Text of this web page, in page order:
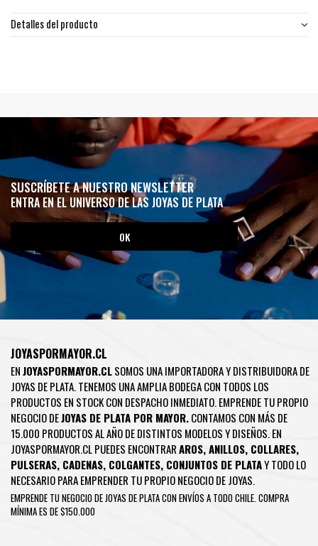
Detalles del producto
SUSCRÍBETE A NUESTRO NEWSLETTER
ENTRA EN EL UNIVERSO DE LAS JOYAS DE PLATA
JOYASPORMAYOR.CL
ENJOYASPORMAYOR.CLSOMOS UNA IMPORTADORA Y DISTRIBUIDORA DE
JOYAS DE PLATA. TENEMOS UNA AMPLIA BODEGA CON TODOS LOS
PRODUCTOS EN STOCK CON DESPACHO INMEDIATO. EMPRENDE TU PROPIO
NEGOCIO DEJOYAS DE PLATA POR MAYOR.CONTAMOS CON MÁS DE
15.000 PRODUCTOS AL AÑO DE DISTINTOS MODELOS Y DISEÑOS. EN
JOYASPORMAYOR.CL PUEDES ENCONTRARAROS,ANILLOS, COLLARES,
PULSERAS, CADENAS, COLGANTES, CONJUNTOS DE PLATAY TODO LO
NECESARIO PARA EMPRENDER TU PROPIO NEGOCIO DE JOYAS.
EMPRENDE TU NEGOCIO DE JOYAS DE PLATA CON ENVÍOS A TODO CHILE. COMPRA
MÍNIMA ES DE $150.000